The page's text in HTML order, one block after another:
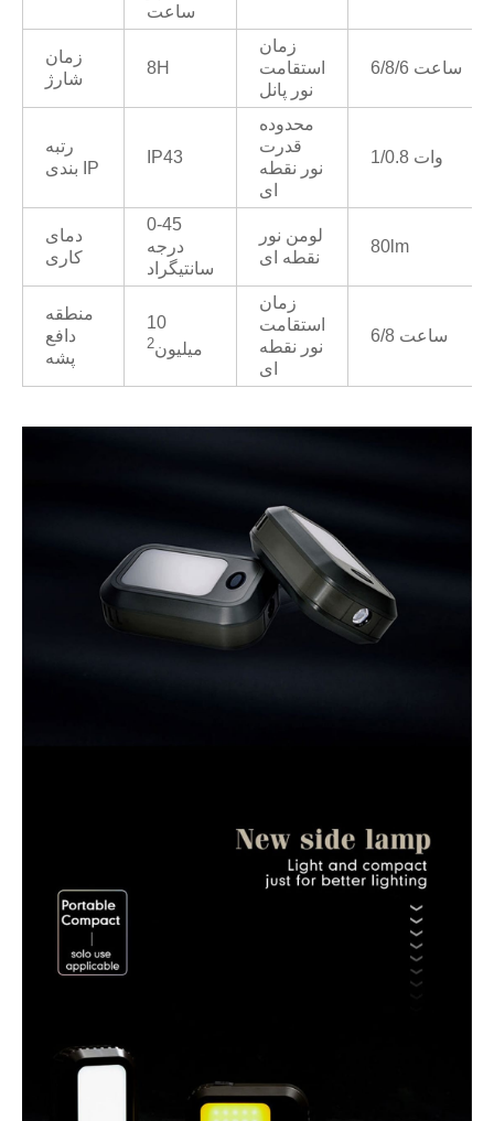
ساعت
زمان
شارژ
8H
زمان
استقامت
نور پانل
6/8/6 ساعت
رتبه
بندی IP
IP43
محدوده
قدرت
نور نقطه
ای
1/0.8 وات
دمای
کاری
0-45
درجه
سانتیگراد
لومن نور
نقطه ای
80lm
منطقه
دافع
پشه
10
میلیون2
زمان
استقامت
نور نقطه
ای
6/8 ساعت